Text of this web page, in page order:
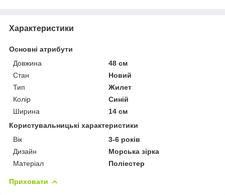
Характеристики
Основні атрибути
Довжина
48 см
Стан
Новий
Тип
Жилет
Колір
Синій
Ширина
14 см
Користувальницькі характеристики
Вік
3-6 років
Дизайн
Морська зірка
Матеріал
Поліестер
Приховати